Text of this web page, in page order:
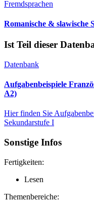
Fremdsprachen
Romanische & slawische
Ist Teil dieser
Datenbank
Aufgabenbeispiele
A2)
Hier finden Sie
Sekundarstufe I
Sonstige Infos
Fertigkeiten:
Lesen
Themenbereiche: